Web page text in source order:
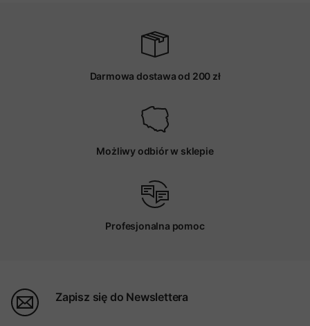
Darmowa dostawa od 200 zł
Możliwy odbiór w sklepie
Profesjonalna pomoc
Zapisz się do Newslettera